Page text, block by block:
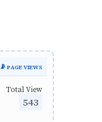
📡 PAGE VIEWS
Total View
543